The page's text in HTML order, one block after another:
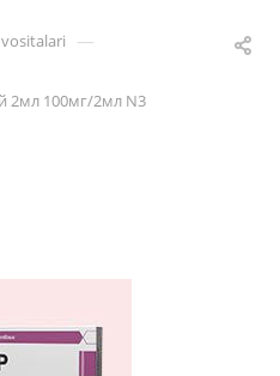
—
2мл 100мг/2мл N3